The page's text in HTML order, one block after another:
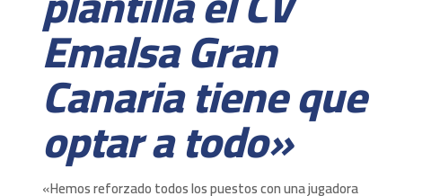
Emalsa Gran
Canaria tiene que
optar a todo»
«Hemos reforzado todos los puestos con una jugadora